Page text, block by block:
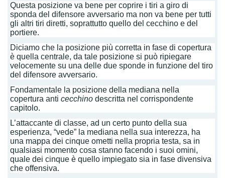
Questa posizione va bene per coprire i tiri a giro di
sponda del difensore avversario ma non va bene per tutti
gli altri tiri diretti, soprattutto quello del cecchino e del
portiere.
Diciamo che la posizione più corretta in fase di copertura
è quella centrale, da tale posizione si può ripiegare
velocemente su una delle due sponde in funzione del tiro
del difensore avversario.
Fondamentale la posizione della mediana nella
copertura anticecchino descritta nel corrispondente
capitolo.
L’attaccante di classe, ad un certo punto della sua
esperienza, “vede” la mediana nella sua interezza, ha
una mappa dei cinque ometti nella propria testa, sa in
qualsiasi momento cosa stanno facendo i suoi omini,
quale dei cinque è quello impiegato sia in fase divensiva
che offensiva.